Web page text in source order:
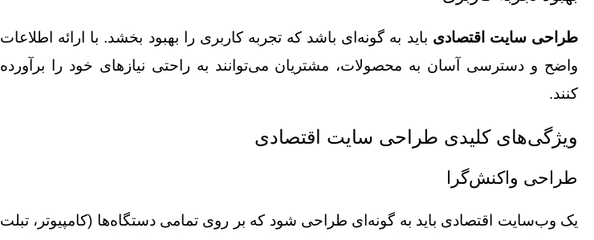
طراحی سایت اقتصادی باید به گونه‌ای باشد که تجربه کاربری را بهبود بخشد. با ارائه اطلاعات
واضح و دسترسی آسان به محصولات، مشتریان می‌توانند به راحتی نیازهای خود را برآورده
کنند.
ویژگی‌های کلیدی طراحی سایت اقتصادی
طراحی واکنش‌گرا
یک وب‌سایت اقتصادی باید به گونه‌ای طراحی شود که بر روی تمامی دستگاه‌ها (کامپیوتر، تبلت